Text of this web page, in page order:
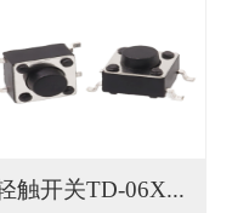
触开关TD-06X...